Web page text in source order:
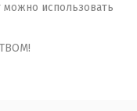
использовать